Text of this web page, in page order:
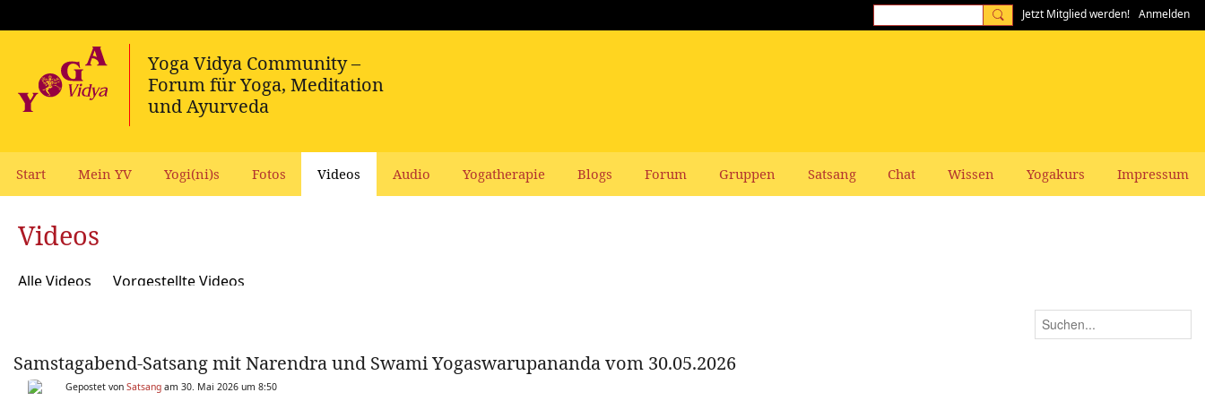
Jetzt Mitglied werden! Anmelden
Start Mein YV Yogi(ni)s Fotos Videos Audio Yogatherapie Blogs Forum Gruppen Satsang Chat Wissen Yogakurs Impressum
Videos
Alle Videos Vorgestellte Videos
Samstagabend-Satsang mit Narendra und Swami Yogaswarupananda vom 30.05.2026
Gepostet von Satsang am 30. Mai 2026 um 8:50